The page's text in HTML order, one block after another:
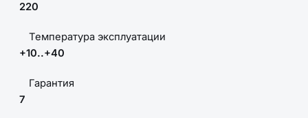
220
Температура эксплуатации
+10..+40
Гарантия
7